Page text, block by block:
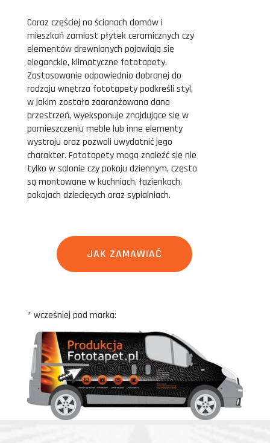
Coraz częściej na ścianach domów i
mieszkań zamiast płytek ceramicznych czy
elementów drewnianych pojawiają się
eleganckie, klimatyczne fototapety.
Zastosowanie odpowiednio dobranej do
rodzaju wnętrza fototapety podkreśli styl,
w jakim została zaaranżowana dana
przestrzeń, wyeksponuje znajdujące się w
pomieszczeniu meble lub inne elementy
wystroju oraz pozwoli uwydatnić jego
charakter. Fototapety mogą znaleźć się nie
tylko w salonie czy pokoju dziennym, często
są montowane w kuchniach, łazienkach,
pokojach dziecięcych oraz sypialniach.
JAK ZAMAWIAĆ
* wcześniej pod marką: